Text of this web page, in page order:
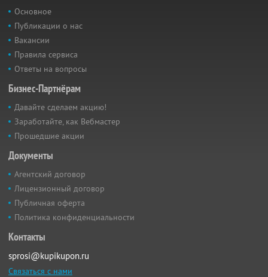
Основное
Публикации о нас
Вакансии
Правила сервиса
Ответы на вопросы
Бизнес-Партнёрам
Давайте сделаем акцию!
Заработайте, как Вебмастер
Прошедшие акции
Документы
Агентский договор
Лицензионный договор
Публичная оферта
Политика конфиденциальности
Контакты
sprosi@kupikupon.ru
Связаться с нами